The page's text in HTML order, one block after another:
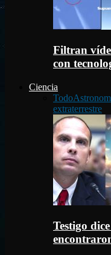
Filtran
con
Ciencia
Todo
extraterrestre
Testigo